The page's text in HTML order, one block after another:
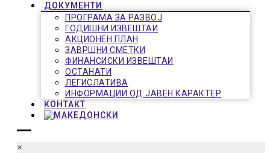
ДОКУМЕНТИ
ПРОГРАМА ЗА РАЗВОЈ
ГОДИШНИ ИЗВЕШТАИ
АКЦИОНЕН ПЛАН
ЗАВРШНИ СМЕТКИ
ФИНАНСИСКИ ИЗВЕШТАИ
ОСТАНАТИ
ЛЕГИСЛАТИВА
ИНФОРМАЦИИ ОД ЈАВЕН КАРАКТЕР
КОНТАКТ
×